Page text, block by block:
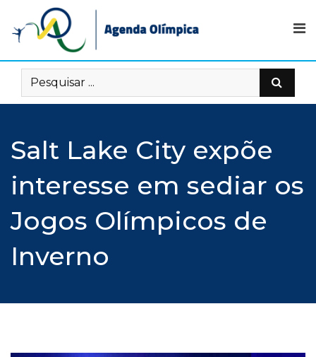
content
Salt Lake City expõe
interesse em sediar os
Jogos Olímpicos de
Inverno